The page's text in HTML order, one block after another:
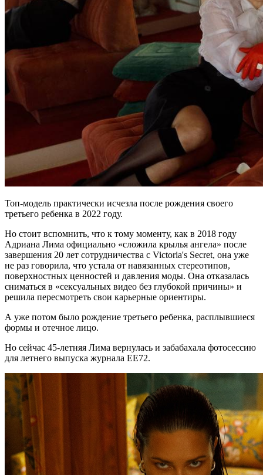
Топ-модель практически исчезла после рождения своего
третьего ребенка в 2022 году.
Но стоит вспомнить, что к тому моменту, как в 2018 году
Адриана Лима официально «сложила крылья ангела» после
завершения 20 лет сотрудничества с Victoria's Secret, она уже
не раз говорила, что устала от навязанных стереотипов,
поверхностных ценностей и давления моды. Она отказалась
сниматься в «сексуальных видео без глубокой причины» и
решила пересмотреть свои карьерные ориентиры.
А уже потом было рождение третьего ребенка, расплывшиеся
формы и отечное лицо.
Но сейчас 45-летняя Лима вернулась и забабахала фотосессию
для летнего выпуска журнала EE72.